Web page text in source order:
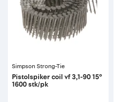
Simpson Strong-Tie
Pistolspiker coil vf 3,1-90 15°
1600 stk/pk